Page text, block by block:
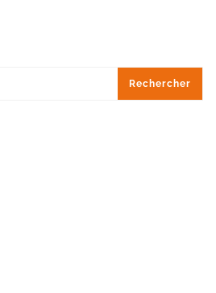
Rechercher